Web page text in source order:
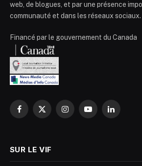
web, de blogues, et par une présence
communauté et dans les réseaux sociaux.
Financé par le gouvernement du Canada
Facebook
X
InstagramYouTubeLinkedIn
SUR LE VIF